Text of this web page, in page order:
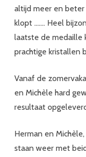
altijd meer en
klopt ……. Heel
laatste de medaille
prachtige kristallen
Vanaf de
en Michèle hard
resultaat
Herman en
staan weer met